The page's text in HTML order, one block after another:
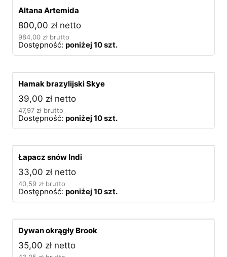
Altana Artemida
800,00 zł netto
984,00 zł brutto
Dostępność: poniżej 10 szt.
Hamak brazylijski Skye
39,00 zł netto
47,97 zł brutto
Dostępność: poniżej 10 szt.
Łapacz snów Indi
33,00 zł netto
40,59 zł brutto
Dostępność: poniżej 10 szt.
Dywan okrągły Brook
35,00 zł netto